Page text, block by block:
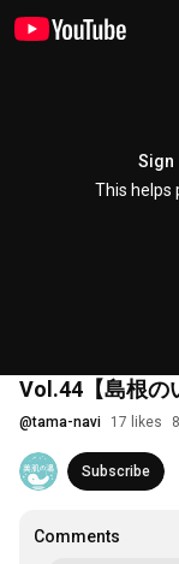
Sign
This helps
Vol.44【島根の
@tama-navi 17 likes
Subscribe
Comments